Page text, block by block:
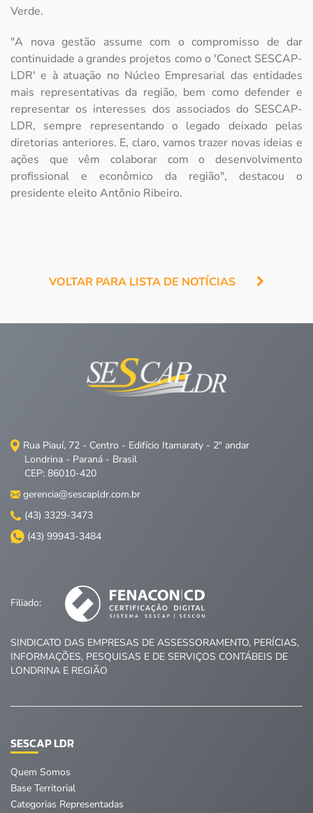
Verde.
"A nova gestão assume com o compromisso de dar
continuidade a grandes projetos como o 'Conect SESCAP-
LDR' e à atuação no Núcleo Empresarial das entidades
mais representativas da região, bem como defender e
representar os interesses dos associados do SESCAP-
LDR, sempre representando o legado deixado pelas
diretorias anteriores. E, claro, vamos trazer novas ideias e
ações que vêm colaborar com o desenvolvimento
profissional e econômico da região", destacou o
presidente eleito Antônio Ribeiro.
VOLTAR PARA LISTA DE NOTÍCIAS
Rua Piauí, 72 - Centro - Edifício Itamaraty - 2º andar
Londrina - Paraná - Brasil
CEP: 86010-420
gerencia@sescapldr.com.br
(43) 3329-3473
(43) 99943-3484
Filiado:
SINDICATO DAS EMPRESAS DE ASSESSORAMENTO, PERÍCIAS,
INFORMAÇÕES, PESQUISAS E DE SERVIÇOS CONTÁBEIS DE
LONDRINA E REGIÃO
SESCAP LDR
Quem Somos
Base Territorial
Categorias Representadas